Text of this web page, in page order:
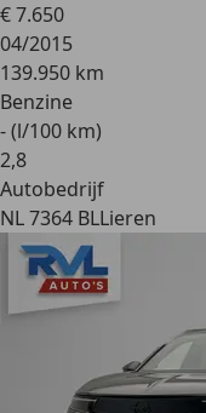
€ 7.650
04/2015
139.950 km
Benzine
- (l/100 km)
2,8
Autobedrijf
NL 7364 BLLieren